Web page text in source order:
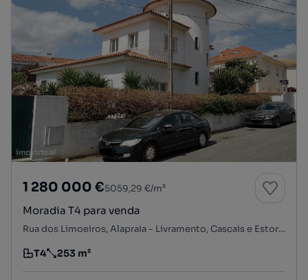
1 280 000 €5059,29 €/m²
Moradia T4 para venda
Rua dos Limoeiros, Alapraia - Livramento, Cascais e Estoril, Cascais, Lisboa
Tipologia
T4
Preço por metro quadrado
253 m²